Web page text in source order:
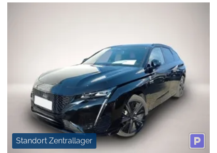
Standort Zentrallager